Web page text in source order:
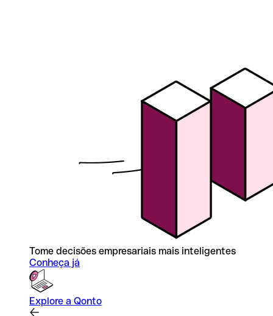
Tome decisões empresariais mais inteligentes
Conheça já
Explore a Qonto